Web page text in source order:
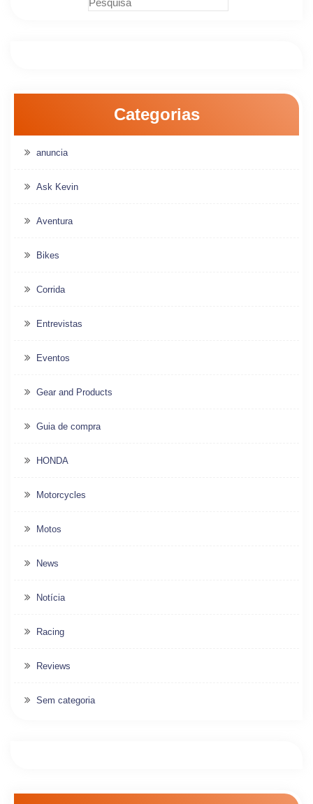
Categorias
anuncia
Ask Kevin
Aventura
Bikes
Corrida
Entrevistas
Eventos
Gear and Products
Guia de compra
HONDA
Motorcycles
Motos
News
Notícia
Racing
Reviews
Sem categoria